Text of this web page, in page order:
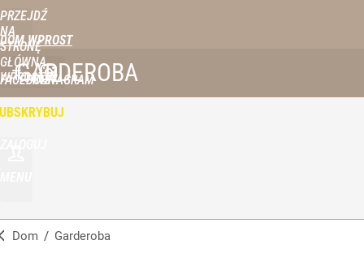
PRZEJDŹ
NA
STRONĘ
GŁÓWNĄ
WPROST.PL
DOM WPROST
FACEBOOKINSTAGRAM
GARDEROBA
Dom / Garderoba